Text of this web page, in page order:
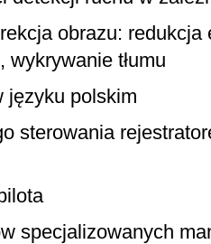
obrazu: redukcja
tłumu
języku polskim
sterowania
specjalizowanych